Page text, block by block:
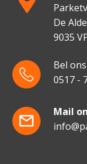
De
9035
Bel ons
0517 -
Mail